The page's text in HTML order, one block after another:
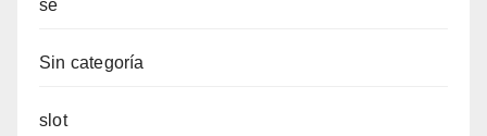
se
Sin categoría
slot